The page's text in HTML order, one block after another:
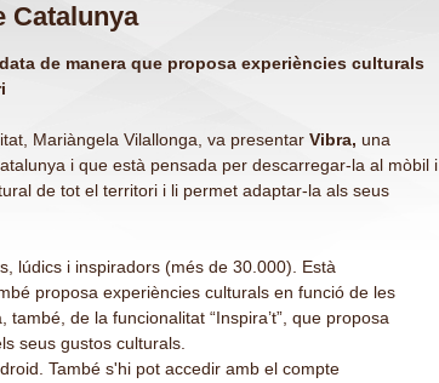
Catalunya
de manera que proposa experiències culturals
Mariàngela Vilallonga, va presentar Vibra, una
i que està pensada per descarregar-la al mòbil i
de tot el territori i li permet adaptar-la als seus
lúdics i inspiradors (més de 30.000). Està
proposa experiències culturals en funció de les
de la funcionalitat “Inspira’t”, que proposa
seus gustos culturals.
També s'hi pot accedir amb el compte